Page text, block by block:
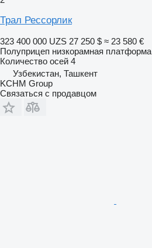
Трал Рессорлик
323 400 000 UZS 27 250 $ ≈ 23 580 €
Полуприцеп низкорамная платформа
Количество осей 4
Узбекистан, Ташкент
KCHM Group
Связаться с продавцом